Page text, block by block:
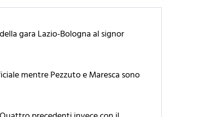
gara Lazio-Bologna al signor
mentre Pezzuto e Maresca sono